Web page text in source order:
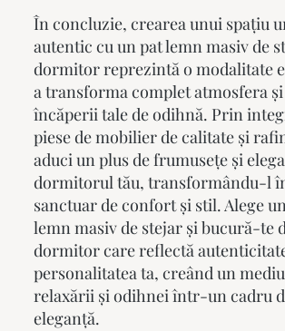
În concluzie, crearea unui spațiu
autentic cu unpat lemn masivde
dormitor reprezintă o modalitate
a transforma complet atmosfera
încăperii tale de odihnă. Prin
piese de mobilier de calitate și
aduci un plus de frumusețe și
dormitorul tău, transformându-l
sanctuar de confort și stil. Alege
lemn masiv de stejar și bucură-te
dormitor care reflectă
personalitatea ta, creând un
relaxării și odihnei într-un cadru
eleganță.